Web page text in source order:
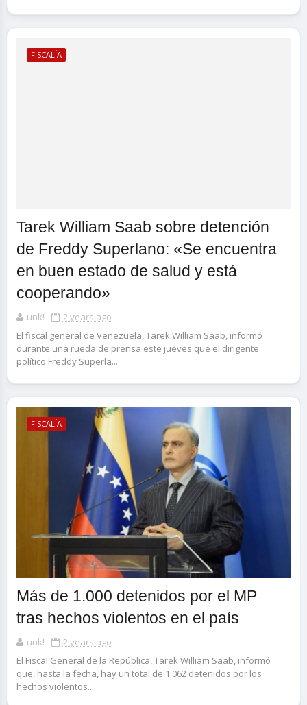
FISCALÍA
Tarek William Saab sobre detención
de Freddy Superlano: «Se encuentra
en buen estado de salud y está
cooperando»
unk!
2 years ago
El fiscal general de Venezuela, Tarek William Saab, informó
durante una rueda de prensa este jueves que el dirigente
político Freddy Superla...
FISCALÍA
Más de 1.000 detenidos por el MP
tras hechos violentos en el país
unk!
2 years ago
El Fiscal General de la República, Tarek William Saab, informó
que, hasta la fecha, hay un total de 1.062 detenidos por los
hechos violentos...